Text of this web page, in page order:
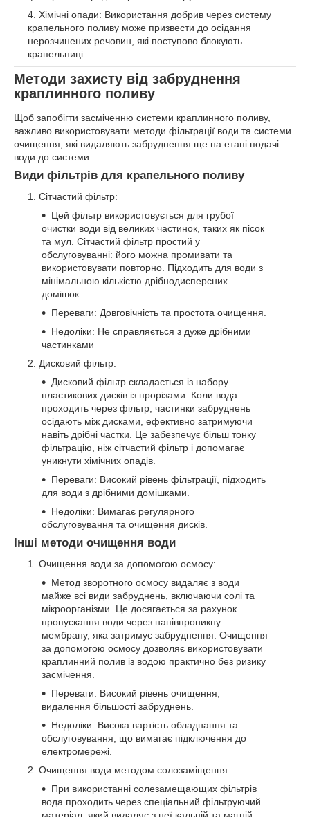
Хімічні опади: Використання добрив через систему
крапельного поливу може призвести до осідання
нерозчинених речовин, які поступово блокують
крапельниці.
Методи захисту від забруднення
краплинного поливу
Щоб запобігти засміченню системи краплинного поливу,
важливо використовувати методи фільтрації води та системи
очищення, які видаляють забруднення ще на етапі подачі
води до системи.
Види фільтрів для крапельного поливу
Сітчастий фільтр:
Цей фільтр використовується для грубої
очистки води від великих частинок, таких як пісок
та мул. Сітчастий фільтр простий у
обслуговуванні: його можна промивати та
використовувати повторно. Підходить для води з
мінімальною кількістю дрібнодисперсних
домішок.
Переваги: Довговічність та простота очищення.
Недоліки: Не справляється з дуже дрібними
частинками
Дисковий фільтр:
Дисковий фільтр складається із набору
пластикових дисків із прорізами. Коли вода
проходить через фільтр, частинки забруднень
осідають між дисками, ефективно затримуючи
навіть дрібні частки. Це забезпечує більш тонку
фільтрацію, ніж сітчастий фільтр і допомагає
уникнути хімічних опадів.
Переваги: Високий рівень фільтрації, підходить
для води з дрібними домішками.
Недоліки: Вимагає регулярного
обслуговування та очищення дисків.
Інші методи очищення води
Очищення води за допомогою осмосу:
Метод зворотного осмосу видаляє з води
майже всі види забруднень, включаючи солі та
мікроорганізми. Це досягається за рахунок
пропускання води через напівпроникну
мембрану, яка затримує забруднення. Очищення
за допомогою осмосу дозволяє використовувати
краплинний полив із водою практично без ризику
засмічення.
Переваги: Високий рівень очищення,
видалення більшості забруднень.
Недоліки: Висока вартість обладнання та
обслуговування, що вимагає підключення до
електромережі.
Очищення води методом солозаміщення:
При використанні солезамещающих фільтрів
вода проходить через спеціальний фільтруючий